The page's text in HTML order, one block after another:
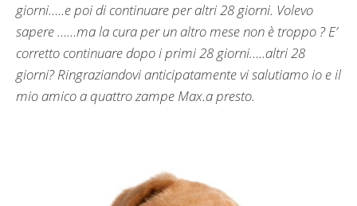
giorni…..e poi di continuare per altri 28 giorni. Volevo
sapere ……ma la cura per un altro mese non è troppo ? E’
corretto continuare dopo i primi 28 giorni…..altri 28
giorni? Ringraziandovi anticipatamente vi salutiamo io e il
mio amico a quattro zampe Max.a presto.